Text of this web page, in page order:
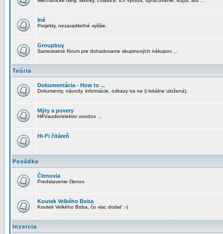
Iné
Projekty, nezaraditeľné vyššie.
Groupbuy
Samostatné fórum pre dohadovanie skupinových nákupov ...
Teória
Dokumentácia - How to ...
Dokumenty, návody, informácie, odkazy na ne (i lokálne uložená).
Mýty a povery
HiFi/audio/elektro voodoo ...
Hi-Fi čitáreň
Posádka
Členovia
Predstavenie členov.
Koutek Velkého Boba
Koutek Velkého Boba, čo viac dodať :-)
Inzercia